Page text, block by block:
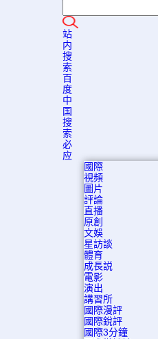
站
内
搜
索
百
度
中
国
搜
索
必
应
國際
視頻
圖片
評論
直播
原創
文娛
星訪談
體育
成長説
電影
演出
講習所
國際漫評
國際銳評
國際3分鐘